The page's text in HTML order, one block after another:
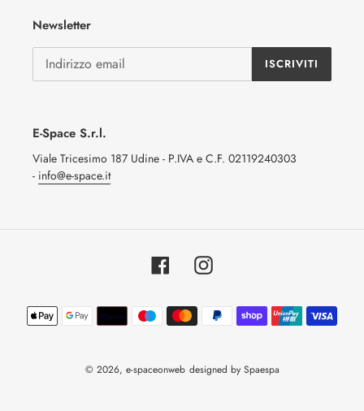
Newsletter
ISCRIVITI
E-Space S.r.l.
Viale Tricesimo 187 Udine - P.IVA e C.F. 02119240303
- info@e-space.it
FacebookInstagram
Metodi
di
© 2026, e-spaceonweb designed by Spaespa